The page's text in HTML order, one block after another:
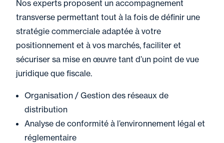
Nos experts proposent un accompagnement
transverse permettant tout à la fois de définir une
stratégie commerciale adaptée à votre
positionnement et à vos marchés, faciliter et
sécuriser sa mise en œuvre tant d’un point de vue
juridique que fiscale.
Organisation / Gestion des réseaux de
distribution
Analyse de conformité à l’environnement légal et
réglementaire